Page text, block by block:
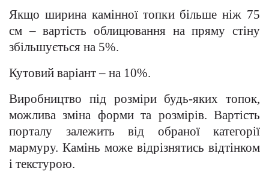
Якщо ширина камінної топки більше ніж 75
см – вартість облицювання на пряму стіну
збільшується на 5%.
Кутовий варіант – на 10%.
Виробництво під розміри будь-яких топок,
можлива зміна форми та розмірів. Вартість
порталу залежить від обраної категорії
мармуру. Камінь може відрізнятись відтінком
і текстурою.